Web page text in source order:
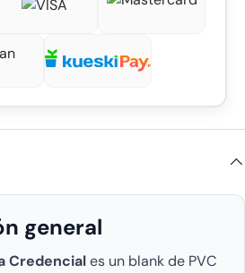
general
Credenciales un blank de PVC